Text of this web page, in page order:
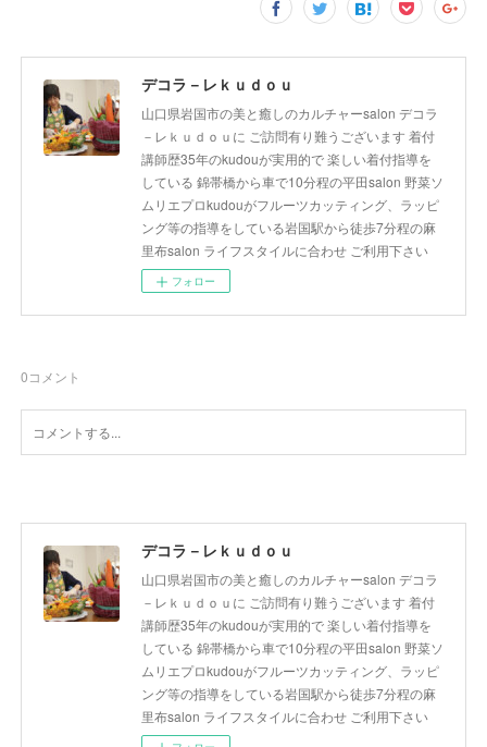
デコラ－レｋｕｄｏｕ
山口県岩国市の美と癒しのカルチャーsalon デコラ
－レｋｕｄｏｕに ご訪問有り難うございます 着付
講師歴35年のkudouが実用的で 楽しい着付指導を
している 錦帯橋から車で10分程の平田salon 野菜ソ
ムリエプロkudouがフルーツカッティング、ラッピ
ング等の指導をしている岩国駅から徒歩7分程の麻
里布salon ライフスタイルに合わせ ご利用下さい
フォロー
0コメント
デコラ－レｋｕｄｏｕ
山口県岩国市の美と癒しのカルチャーsalon デコラ
－レｋｕｄｏｕに ご訪問有り難うございます 着付
講師歴35年のkudouが実用的で 楽しい着付指導を
している 錦帯橋から車で10分程の平田salon 野菜ソ
ムリエプロkudouがフルーツカッティング、ラッピ
ング等の指導をしている岩国駅から徒歩7分程の麻
里布salon ライフスタイルに合わせ ご利用下さい